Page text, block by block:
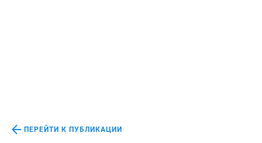
ПЕРЕЙТИ К ПУБЛИКАЦИИ